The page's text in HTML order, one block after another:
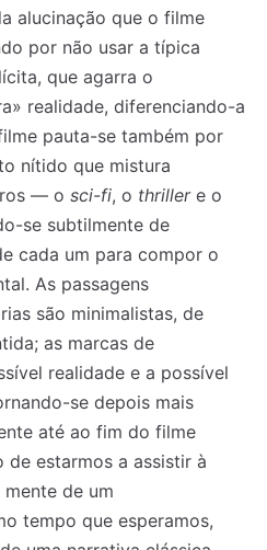
alucinação que o filme
por não usar a típica
que agarra o
realidade, diferenciando-a
pauta-se também por
nítido que mistura
— o sci-fi, o thrillere o
se subtilmente de
cada um para compor o
As passagens
são minimalistas, de
as marcas de
realidade e a possível
se depois mais
até ao fim do filme
de estarmos a assistir à
de um
tempo que esperamos,